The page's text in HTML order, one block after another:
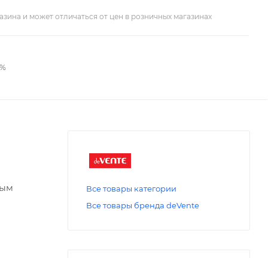
и может отличаться от цен в розничных магазинах
Все товары категории
Все товары бренда deVente